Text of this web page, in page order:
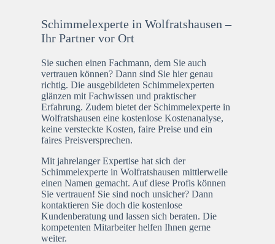
Schimmelexperte in Wolfratshausen –
Ihr Partner vor Ort
Sie suchen einen Fachmann, dem Sie auch
vertrauen können? Dann sind Sie hier genau
richtig. Die ausgebildeten Schimmelexperten
glänzen mit Fachwissen und praktischer
Erfahrung. Zudem bietet der Schimmelexperte in
Wolfratshausen eine kostenlose Kostenanalyse,
keine versteckte Kosten, faire Preise und ein
faires Preisversprechen.
Mit jahrelanger Expertise hat sich der
Schimmelexperte in Wolfratshausen mittlerweile
einen Namen gemacht. Auf diese Profis können
Sie vertrauen! Sie sind noch unsicher? Dann
kontaktieren Sie doch die kostenlose
Kundenberatung und lassen sich beraten. Die
kompetenten Mitarbeiter helfen Ihnen gerne
weiter.